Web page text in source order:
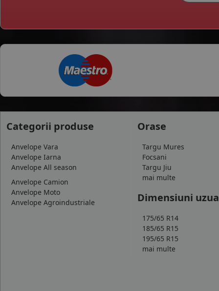
Categorii produse
Anvelope Vara
Anvelope Iarna
Anvelope All season
Anvelope Camion
Anvelope Moto
Anvelope Agroindustriale
Orase
Targu Mures
Focsani
Targu Jiu
mai multe
Dimensiuni
175/65 R14
185/65 R15
195/65 R15
mai multe